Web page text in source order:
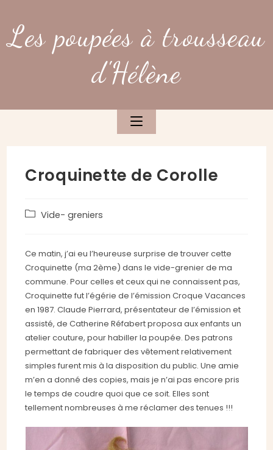
content
Les poupées à trousseau
d'Hélène
Croquinette de Corolle
PostVide- greniers
Ce matin, j’ai eu l’heureuse surprise de trouver cette
Croquinette (ma 2ème) dans le vide-grenier de ma
commune. Pour celles et ceux qui ne connaissent pas,
Croquinette fut l’égérie de l’émission Croque Vacances
en 1987. Claude Pierrard, présentateur de l’émission et
assisté, de Catherine Réfabert proposa aux enfants un
atelier couture, pour habiller la poupée. Des patrons
permettant de fabriquer des vêtement relativement
simples furent mis à la disposition du public. Une amie
m’en a donné des copies, mais je n’ai pas encore pris
le temps de coudre quoi que ce soit. Elles sont
tellement nombreuses à me réclamer des tenues !!!